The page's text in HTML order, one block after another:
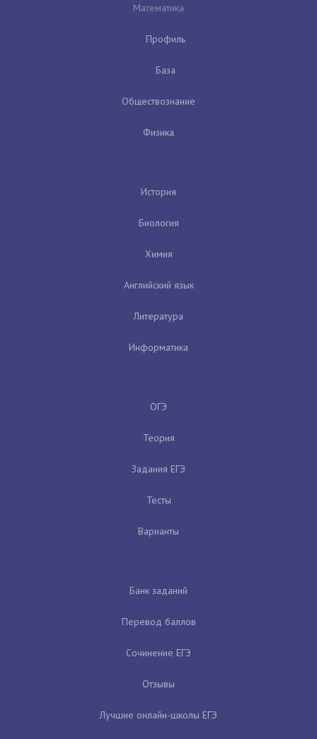
Математика
Профиль
База
Обществознание
Физика
История
Биология
Химия
Английский язык
Литература
Информатика
ОГЭ
Теория
Задания ЕГЭ
Тесты
Варианты
Банк заданий
Перевод баллов
Сочинение ЕГЭ
Отзывы
Лучшие онлайн-школы ЕГЭ